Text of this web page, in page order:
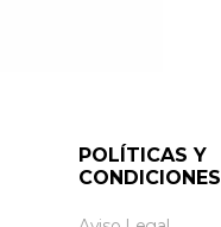
POLÍTICAS Y
CONDICIONES